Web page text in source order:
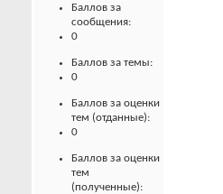
Баллов за
сообщения:
0
Баллов за темы:
0
Баллов за оценки
тем (отданные):
0
Баллов за оценки
тем
(полученные):